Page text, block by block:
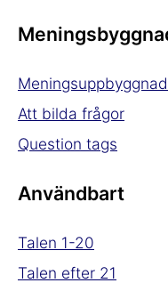
Att bilda frågor
Question tags
Användbart
Talen 1-20
Talen efter 21